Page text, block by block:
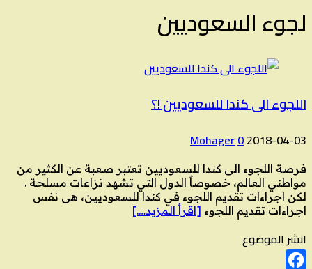
لجوء السعوديين
اللجوء الى كندا للسعوديين !؟
2018-04-03
Mohager0
فرصة اللجوء الى كندا للسعوديين تعتبر صعبة عن الكثير من
مواطني العالم، خصوصاً الدول التي تشهد نزاعات مسلحة .
لكن اجراءات تقديم اللجوء في كندا للسعوديين، هى نفس
اجراءات تقديم اللجوء [اقرأ المزيد….]
انشر الموضوع